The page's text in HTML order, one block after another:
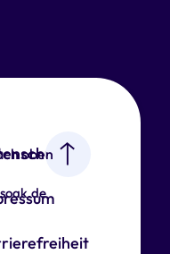
oben